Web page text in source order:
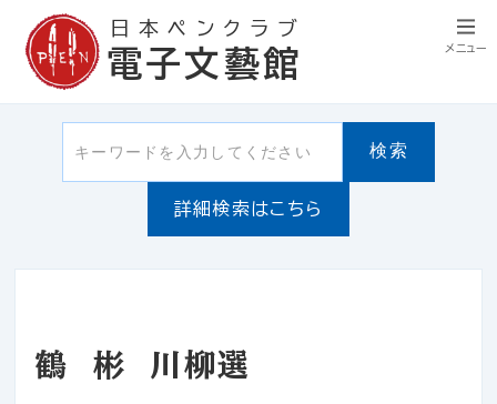
日本ペンクラブ
電子文藝館
検索
詳細検索はこちら
鶴 彬 川柳選
メニュー